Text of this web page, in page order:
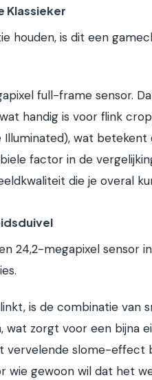
Klassieker
houden, is dit een
full-frame sensor.
handig is voor flink
Illuminated), wat
factor in de
die je overal
24,2-megapixel sensor
is de combinatie van
wat zorgt voor een bijna
vervelende slome-effect
wie gewoon wil dat het